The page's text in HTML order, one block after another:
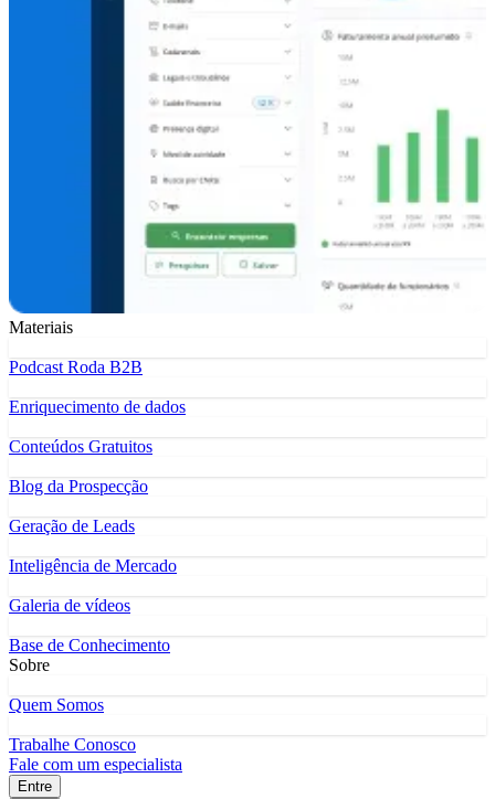
Materiais
Podcast Roda B2B
Enriquecimento de dados
Conteúdos Gratuitos
Blog da Prospecção
Geração de Leads
Inteligência de Mercado
Galeria de vídeos
Base de Conhecimento
Sobre
Quem Somos
Trabalhe Conosco
Fale com um especialista
Entre